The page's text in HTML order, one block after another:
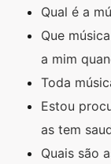
Qual é a
Que
a mim
Toda
Estou
as tem
Quais são